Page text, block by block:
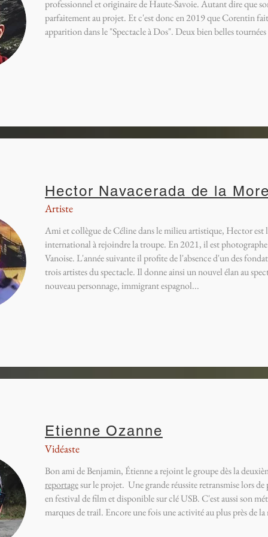
professionnel et originaire de Haute-Savoie. Autant dire que
parfaitement au projet. Et c'est donc en 2019 que Corentin
apparition dans le "Spectacle à Dos". Deux bien belles
Hector Navacerada de la
Artiste
Ami et collègue de Céline dans le milieu artistique, Hector est
international à rejoindre la troupe. En 2021, il est
Vanoise. L'année suivante il profite de l'absence d'un des
trois artistes du spectacle. Il donne ainsi un nouvel élan au
nouveau personnage, immigrant espagnol...
Etienne Ozanne
Vidéaste
Bon ami de Benjamin, Étienne a rejoint le groupe dès la
reportagesur le projet. Une grande réussite retransmise lors de
en festival de film et disponible sur clé USB. C'est aussi son
marques de trail. Encore une fois une activité au plus près de